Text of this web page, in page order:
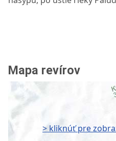
Mapa revírov
> kliknúť pre